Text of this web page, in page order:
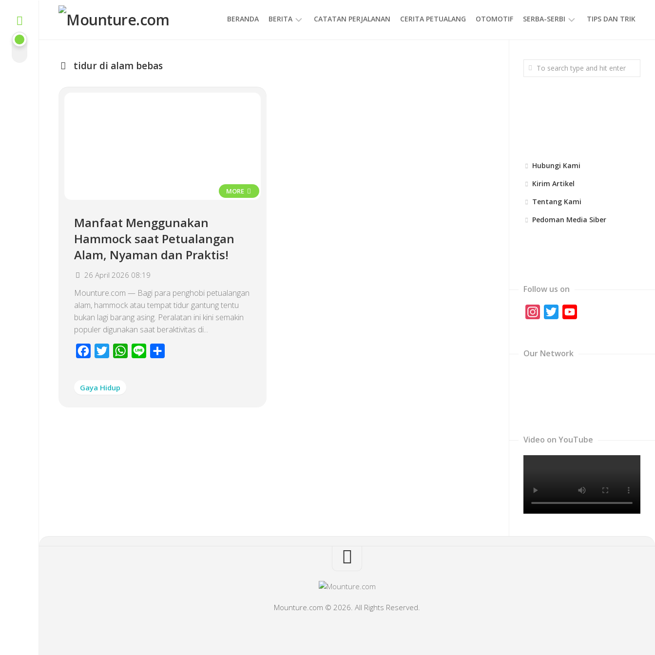
content
BERANDA BERITA CATATAN PERJALANAN CERITA PETUALANG OTOMOTIF SERBA-SERBI
GAYA
HIDUP
TIPS DAN TRIK
tidur di alam bebas
MORE
Manfaat Menggunakan
Hammock saat Petualangan
Alam, Nyaman dan Praktis!
26 April 2026 08:19
Mounture.com — Bagi para penghobi petualangan
alam, hammock atau tempat tidur gantung tentu
bukan lagi barang asing. Peralatan ini kini semakin
populer digunakan saat beraktivitas di...
Facebook
Twitter WhatsApp
Line
Gaya Hidup
Hubungi Kami
Kirim Artikel
Tentang Kami
Pedoman Media Siber
Follow us on
Instagram
Twitter
Our Network
Video on YouTube
Mounture.com © 2026. All Rights Reserved.